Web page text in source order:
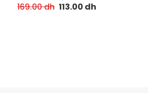
Cadeau
169.00dh 113.00 dh